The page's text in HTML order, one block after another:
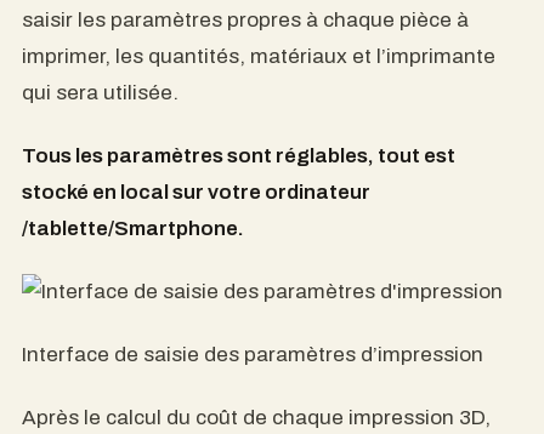
saisir les paramètres propres à chaque pièce à
imprimer, les quantités, matériaux et l’imprimante
qui sera utilisée.
Tous les paramètres sont réglables, tout est
stocké en local sur votre ordinateur
/tablette/Smartphone.
Interface de saisie des paramètres d’impression
Après le calcul du coût de chaque impression 3D,